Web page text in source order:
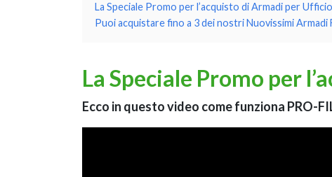
La Speciale Promo per l’acquisto di Armadi per Ufficio
Puoi acquistare fino a 3 dei nostri Nuovissimi Armadi
La Speciale Promo per
Ecco in questo video come funziona PRO-